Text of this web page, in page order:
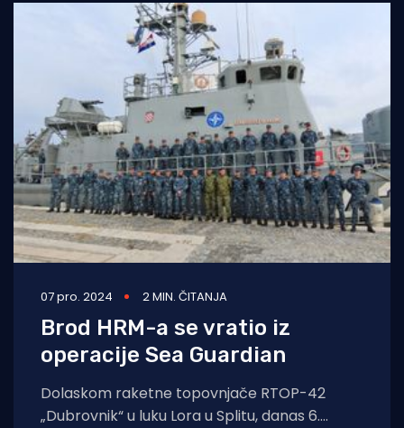
07 pro. 2024 2 MIN. ČITANJA
Brod HRM-a se vratio iz
operacije Sea Guardian
Dolaskom raketne topovnjače RTOP-42
„Dubrovnik“ u luku Lora u Splitu, danas 6.